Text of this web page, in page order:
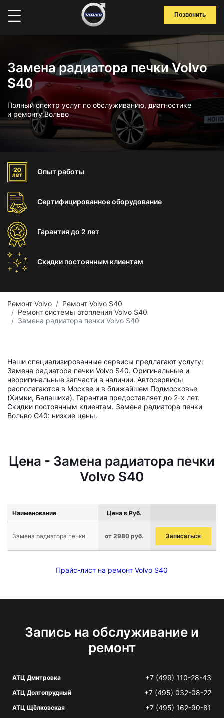
Позвонить
Замена радиатора печки Volvo
S40
Полный спектр услуг по обслуживанию, диагностике
и ремонту Вольво
Опыт работы
Сертифицированноеоборудование
Гарантиядо 2 лет
Скидки постоянным клиентам
Ремонт Volvo
Ремонт Volvo S40
Ремонт системы отопления Volvo S40
Замена радиатора печки Volvo S40
Наши специализированные сервисы предлагают услугу:
Замена радиатора печки Volvo S40. Оригинальные и
неоригинальные запчасти в наличии. Автосервисы
располагаются в Москве и в ближайшем Подмосковье
(Химки, Балашиха). Гарантия предоставляет до 2-х лет.
Скидки постоянным клиентам. Замена радиатора печки
Вольво С40: низкие цены.
Цена - Замена радиатора печки
Volvo S40
Наименование Цена в Руб.
Замена радиатора печки от 2980 руб. Записаться
Прайс-лист на ремонт Volvo S40
Запись на обслуживание и
ремонт
АТЦ Дмитровка +7 (499) 110-28-43
АТЦ Долгопрудный +7 (495) 032-08-22
АТЦ Щёлковская +7 (495) 162-90-81